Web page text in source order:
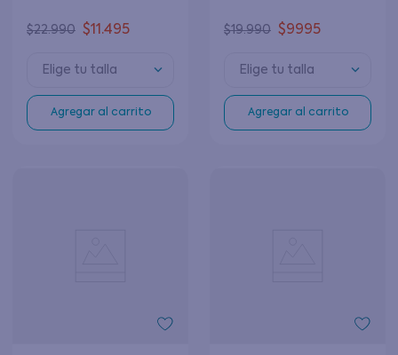
$22.990 $11 .495
Elige tu talla
Agregar al carrito
$19.990 $9995
Elige tu talla
Agregar al carrito